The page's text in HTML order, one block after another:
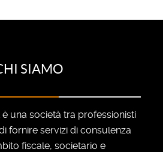
SIAMO
è una società tra professionisti
fornire servizi di consulenza
fiscale, societario e